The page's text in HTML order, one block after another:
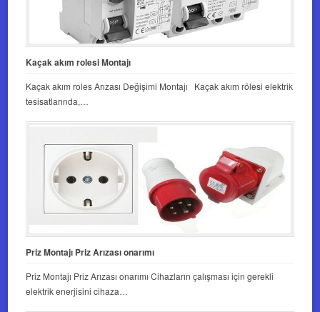
Kaçak akım rolesi Montajı
Kaçak akım roles Arızası Değişimi Montajı Kaçak akım rölesi elektrik
tesisatlarında,…
Priz Montajı Priz Arızası onarımı
Priz Montajı Priz Arızası onarımı Cihazların çalışması için gerekli
elektrik enerjisini cihaza…